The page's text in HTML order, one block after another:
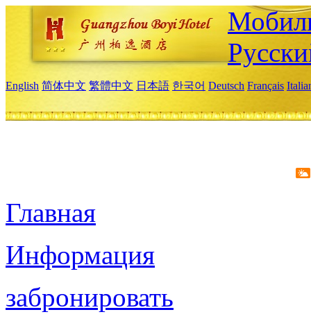
English 简体中文 繁體中文 日本語 한국어 Deutsch Français
Главная
Информация
забронировать